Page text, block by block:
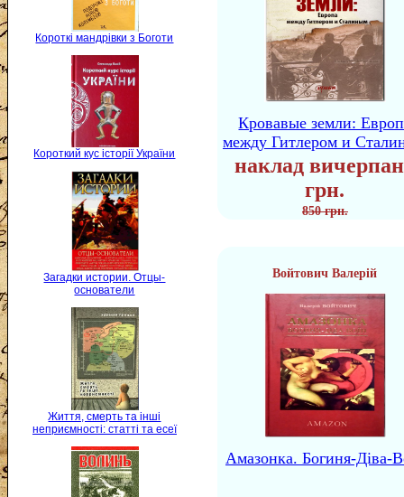
Короткі мандрівки з Боготи
Короткий кус історії України
Загадки истории. Отцы-
основатели
Життя, смерть та інші
неприємності: статті та есеї
Кровавые земли:
между Гитлером и
наклад
грн.
850 грн.
Войтович Валерій
Амазонка. Богиня-Діва-